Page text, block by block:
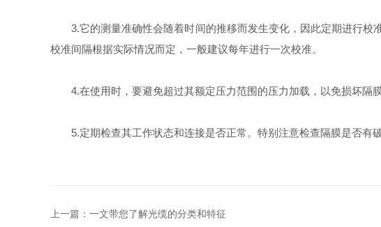
3.它的测量准确性会随着时间的推移而发生变化，因此定期进行校
校准间隔根据实际情况而定，一般建议每年进行一次校准。
4.在使用时，要避免超过其额定压力范围的压力加载，以免损坏隔
5.定期检查其工作状态和连接是否正常。特别注意检查隔膜是否有
上一篇： 一文带您了解光缆的分类和特征